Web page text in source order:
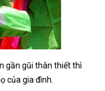
gần gũi thân thiết thì
của gia đình.